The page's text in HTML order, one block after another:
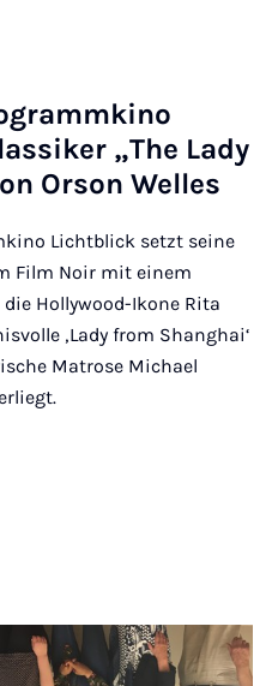
„The Lady
Or­son Welles
Lichtblick setzt seine
Film Noir mit einem
Hollywood-Ikone Rita
‚Lady from Shanghai‘
Matrose Michael